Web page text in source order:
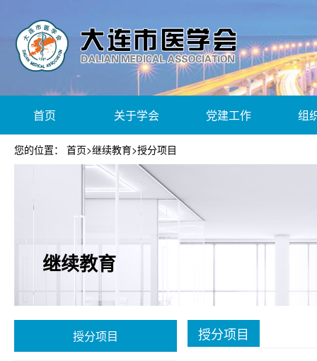
首页 关于学会 党建工作 组
您的位置： 首页>继续教育>授分项目
继续教育
授分项目 授分项目